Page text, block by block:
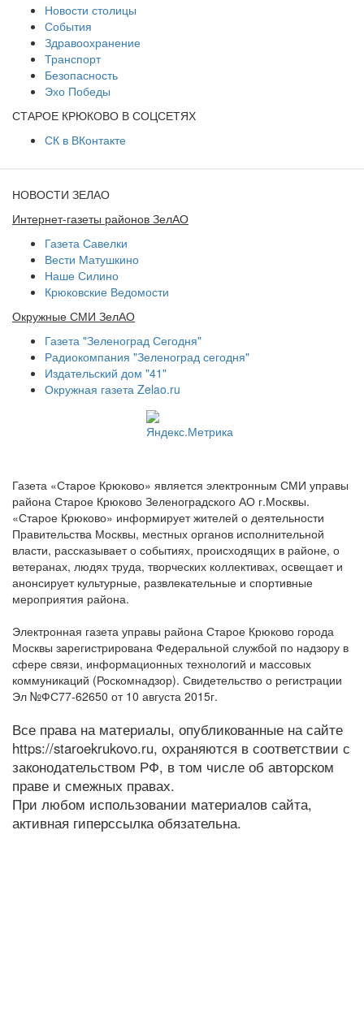
Новости столицы
События
Здравоохранение
Транспорт
Безопасность
Эхо Победы
СТАРОЕ КРЮКОВО В СОЦСЕТЯХ
СК в ВКонтакте
НОВОСТИ ЗЕЛАО
Интернет-газеты районов ЗелАО
Газета Савелки
Вести Матушкино
Наше Силино
Крюковские Ведомости
Окружные СМИ ЗелАО
Газета "Зеленоград Сегодня"
Радиокомпания "Зеленоград сегодня"
Издательский дом "41"
Окружная газета Zelao.ru
Газета «Старое Крюково» является электронным СМИ управы
района Старое Крюково Зеленоградского АО г.Москвы.
«Старое Крюково» информирует жителей о деятельности
Правительства Москвы, местных органов исполнительной
власти, рассказывает о событиях, происходящих в районе, о
ветеранах, людях труда, творческих коллективах, освещает и
анонсирует культурные, развлекательные и спортивные
мероприятия района.
Электронная газета управы района Старое Крюково города
Москвы зарегистрирована Федеральной службой по надзору в
сфере связи, информационных технологий и массовых
коммуникаций (Роскомнадзор). Свидетельство о регистрации
Эл №ФС77-62650 от 10 августа 2015г.
Все права на материалы, опубликованные на сайте
https://staroekrukovo.ru, охраняются в соответствии с
законодательством РФ, в том числе об авторском
праве и смежных правах.
При любом использовании материалов сайта,
активная гиперссылка обязательна.